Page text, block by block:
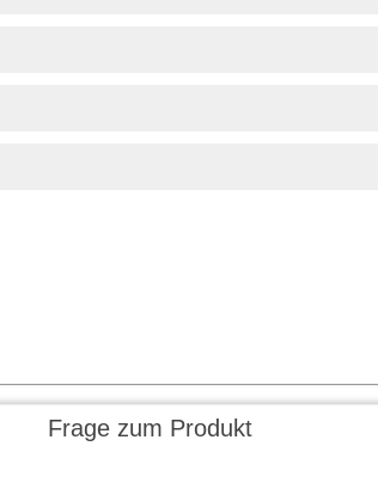
Frage zum Produkt